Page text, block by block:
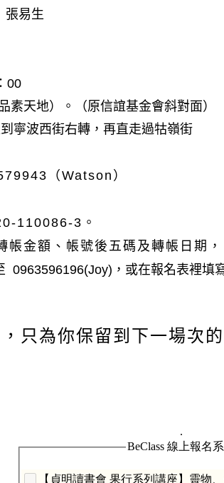
易生
00
素天地）。（原信誼基金會斜對面）
寧波西街右轉，再直走過牯嶺街
（Watson）
110086-3。
帳金額、 帳號後五碼及轉帳日期，
0963596196(Joy)， 或在報名表裡填
只為你保留到下一場次